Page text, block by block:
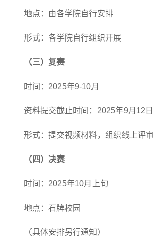
地点：由各学院自行安排
形式：各学院自行组织开展
（三） 复赛
时间： 2025年9-10月
资料提交截止时间 ： 2025年9月 12日
形式：提交视频材料，组织线上评审
（ 四） 决赛
时间： 2025年10月上旬
地点： 石牌校园
（具体安排另行通知）